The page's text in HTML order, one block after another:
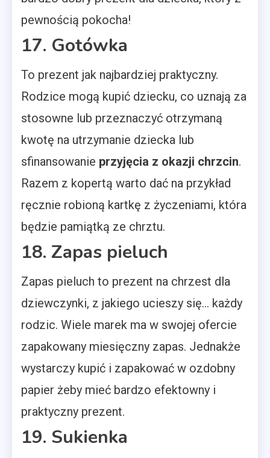
pewnością pokocha!
17. Gotówka
To prezent jak najbardziej praktyczny.
Rodzice mogą kupić dziecku, co uznają za
stosowne lub przeznaczyć otrzymaną
kwotę na utrzymanie dziecka lub
sfinansowanie przyjęcia z okazji chrzcin.
Razem z kopertą warto dać na przykład
ręcznie robioną kartkę z życzeniami, która
będzie pamiątką ze chrztu.
18. Zapas pieluch
Zapas pieluch to prezent na chrzest dla
dziewczynki, z jakiego ucieszy się… każdy
rodzic. Wiele marek ma w swojej ofercie
zapakowany miesięczny zapas. Jednakże
wystarczy kupić i zapakować w ozdobny
papier żeby mieć bardzo efektowny i
praktyczny prezent.
19. Sukienka